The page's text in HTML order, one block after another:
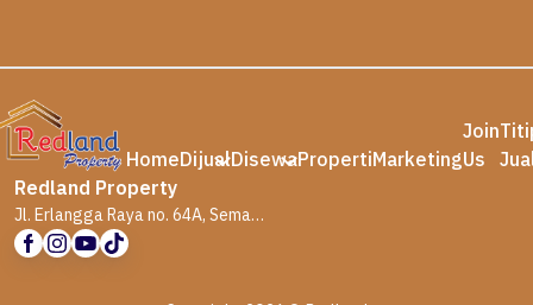
HomeDijualDisewaPropertiMarketing
Join
Us
Redland Property
Jl. Erlangga Raya no. 64A, Semarang